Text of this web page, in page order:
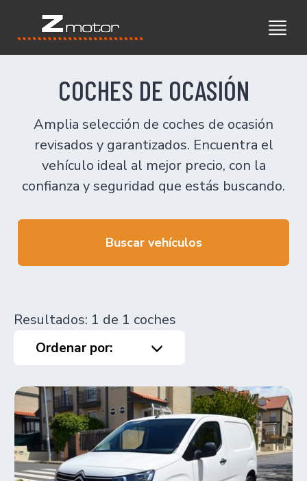
COCHES DE OCASIÓN
Amplia selección de coches de ocasión
revisados y garantizados. Encuentra el
vehículo ideal al mejor precio, con la
confianza y seguridad que estás buscando.
Buscar vehículos
Resultados: 1 de 1 coches
Ordenar por: